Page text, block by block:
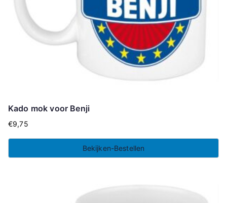
Kado mok voor Benji
€9,75
Bekijken-Bestellen